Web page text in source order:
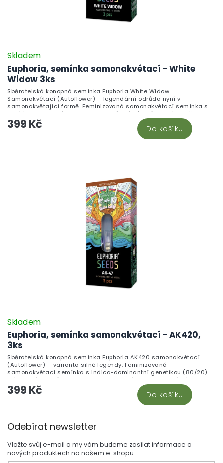
Euphoria, semínka samonakvétací - White
Widow 3ks
Skladem
399 Kč Do košíku
Sběratelská konopná semínka Euphoria White Widow
Samonakvétací (Autoflower) – legendární odrůda nyní v
samonakvětající formě. Feminizovaná samonakvétací semínka s
vyváženou Indica/Sativa genetikou (60/40). Určena výhradě pro
archivaci a genetické studium. Není určena k pěstování.
Euphoria, semínka samonakvétací - AK420,
3ks
Skladem
399 Kč Do košíku
Sběratelská konopná semínka Euphoria AK420 samonakvétací
(Autoflower) – varianta silné legendy. Feminizovaná
samonakvétací semínka s Indica-dominantní genetikou (80/20).
Určena výhradně pro kolekce a genetické studium. Není určena k
pěstování.
Odebírat newsletter
Vložte svůj e-mail a my vám budeme zasílat informace o
nových produktech na našem e-shopu.